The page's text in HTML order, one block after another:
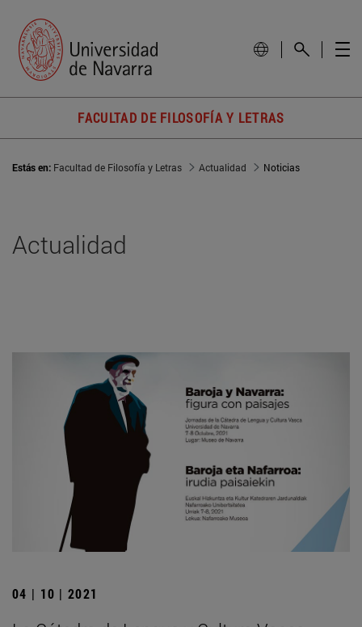
FACULTAD DE FILOSOFÍA Y LETRAS
Estás en: Facultad de Filosofía y Letras Actualidad Noticias
Actualidad
04 | 10 | 2021